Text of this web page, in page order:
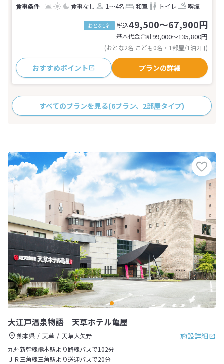
食事なし 1～4名 和室 トイレ 喫煙
おとな1名 税込49,500～67,900円
基本代金合計99,000〜135,800円
(おとな2名 こども0名・1部屋/1泊2日)
おすすめポイント プランの詳細
すべてのプランを見る(6プラン、2部屋タイプ)
大江戸温泉物語 天草ホテル亀屋
施設詳細
熊本県 天草
天草大矢野
九州新幹線熊本駅より路線バスで102分
ＪＲ三角線三角駅より送迎バスで20分